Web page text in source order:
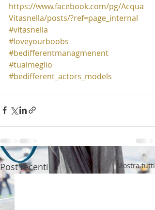
https://www.facebook.com/pg/Acqua
Vitasnella/posts/?ref=page_internal
#vitasnella
#loveyourboobs
#bedifferentmanagmenent
#tualmeglio
#bedifferent_actors_models
Post recenti Mostra tutti